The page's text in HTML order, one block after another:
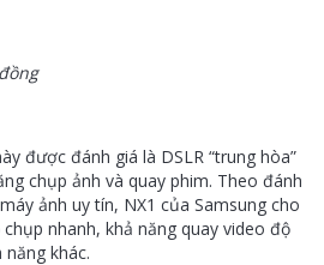
được đánh giá là DSLR “trung hòa”
chụp ảnh và quay phim. Theo đánh
ảnh uy tín, NX1 của Samsung cho
nhanh, khả năng quay video độ
khác.